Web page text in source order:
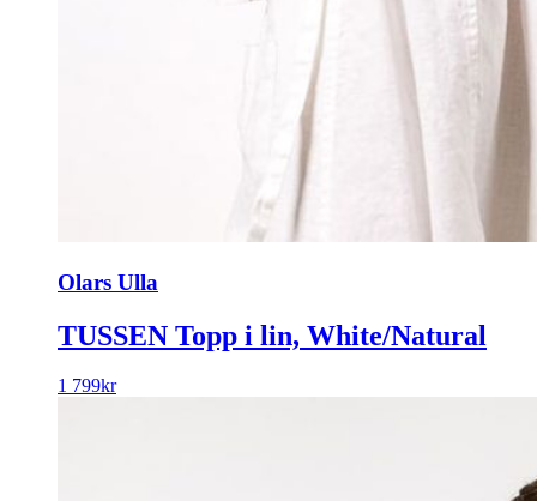
Olars Ulla
TUSSEN Topp i lin, White/Natural
1 799kr